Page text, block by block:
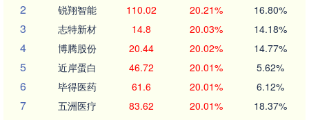
2 锐翔智能 110.02 20.21% 16.80%
3 志特新材 14.8 20.03% 14.18%
4 博腾股份 20.44 20.02% 14.77%
5 近岸蛋白 46.72 20.01% 5.62%
6 毕得医药 61.6 20.01% 6.12%
7 五洲医疗 83.62 20.01% 18.37%